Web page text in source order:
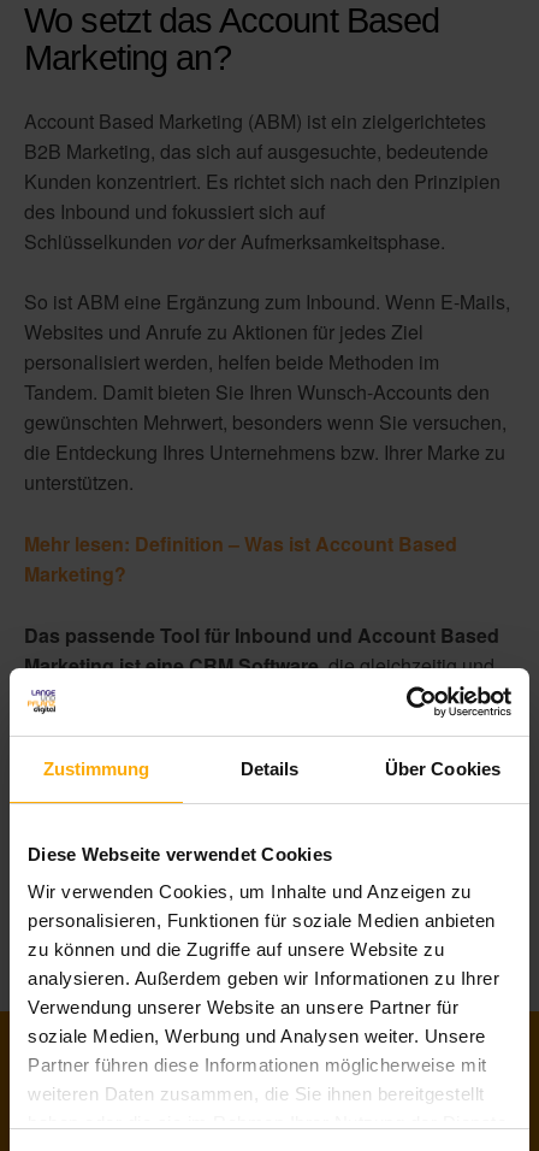
Zustimmung Details Über Cookies
Diese Webseite verwendet Cookies
Wir verwenden Cookies, um Inhalte und Anzeigen zu
personalisieren, Funktionen für soziale Medien anbieten
zu können und die Zugriffe auf unsere Website zu
analysieren. Außerdem geben wir Informationen zu Ihrer
Verwendung unserer Website an unsere Partner für
soziale Medien, Werbung und Analysen weiter. Unsere
Partner führen diese Informationen möglicherweise mit
weiteren Daten zusammen, die Sie ihnen bereitgestellt
Wo setzt das Account Based
Marketing an?
Account Based Marketing (ABM) ist ein zielgerichtetes
B2B Marketing, das sich auf ausgesuchte, bedeutende
Kunden konzentriert. Es richtet sich nach den Prinzipien
des Inbound und fokussiert sich auf
Schlüsselkunden vorder Aufmerksamkeitsphase.
So ist ABM eine Ergänzung zum Inbound. Wenn E-Mails,
Websites und Anrufe zu Aktionen für jedes Ziel
personalisiert werden, helfen beide Methoden im
Tandem. Damit bieten Sie Ihren Wunsch-Accounts den
gewünschten Mehrwert, besonders wenn Sie versuchen,
die Entdeckung Ihres Unternehmens bzw. Ihrer Marke zu
unterstützen.
Mehr lesen: Definition – Was ist Account Based
Marketing?
Das passende Tool für Inbound und Account Based
Marketing ist eine CRM Software, die gleichzeitig und
nahtlos für Marketing, Vertrieb und Kundenservice
arbeitet: Sie konzentriert sich auf relevante Kontakte und
lässt durch umfassende und übersichtliche Analysen den
Beitrag Ihres Marketings zum Unternehmenserfolg
Echtzeit mess- und analysierbar.
Der Kern: Das HubSpot CRM